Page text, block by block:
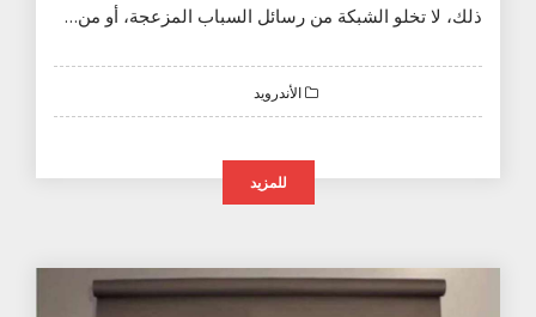
ذلك، لا تخلو الشبكة من رسائل السباب المزعجة، أو من…
الأندرويد
للمزيد